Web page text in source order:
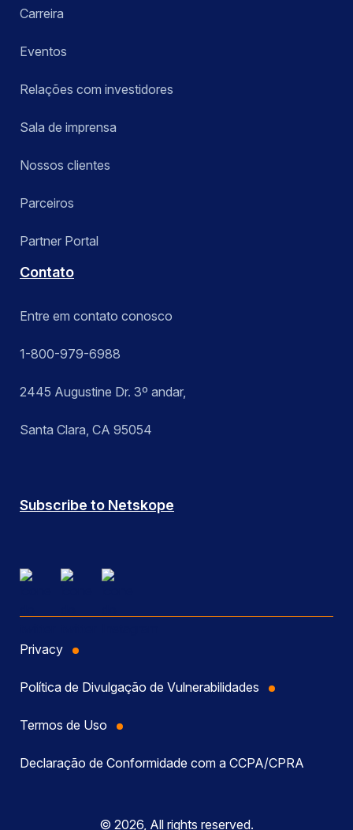
Carreira
Eventos
Relações com investidores
Sala de imprensa
Nossos clientes
Parceiros
Partner Portal
Contato
Entre em contato conosco
1-800-979-6988
2445 Augustine Dr. 3º andar,
Santa Clara, CA 95054
Subscribe to Netskope
Privacy
Política de Divulgação de Vulnerabilidades
Termos de Uso
Declaração de Conformidade com a CCPA/CPRA
© 2026, All rights reserved.